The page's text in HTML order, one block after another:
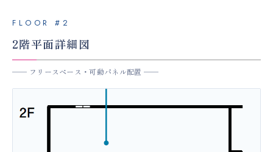
FLOOR #2
2階平面詳細図
── フリースペース・可動パネル配置 ──